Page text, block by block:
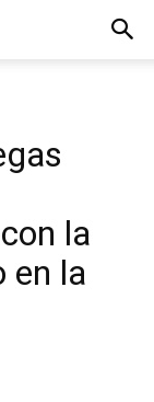
la
en la